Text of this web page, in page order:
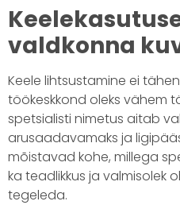
valdkonna
Keele lihtsustamine ei
töökeskkond oleks vähem
spetsialisti nimetus aitab
arusaadavamaks ja
mõistavad kohe, millega
ka teadlikkus ja valmisolek
tegeleda.